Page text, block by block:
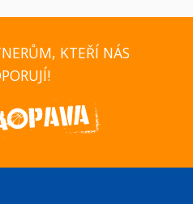
KTEŘÍ NÁS